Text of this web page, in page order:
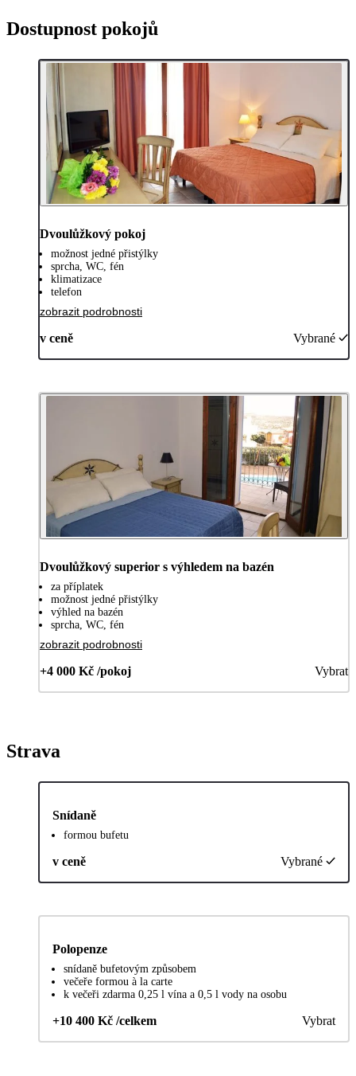
Dostupnost pokojů
Dvoulůžkový pokoj
možnost jedné přistýlky
sprcha, WC, fén
klimatizace
telefon
zobrazit podrobnosti
v ceně Vybrané
Dvoulůžkový superior s výhledem na bazén
za příplatek
možnost jedné přistýlky
výhled na bazén
sprcha, WC, fén
zobrazit podrobnosti
+4 000 Kč /pokoj Vybrat
Strava
Snídaně
formou bufetu
v ceně Vybrané
Polopenze
snídaně bufetovým způsobem
večeře formou à la carte
k večeři zdarma 0,25 l vína a 0,5 l vody na osobu
+10 400 Kč /celkem Vybrat